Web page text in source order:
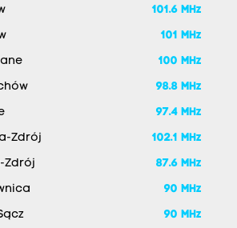
101.6 MHz
101 MHz
100 MHz
98.8 MHz
97.4 MHz
Zdrój 102.1 MHz
Zdrój 87.6 MHz
90 MHz
90 MHz